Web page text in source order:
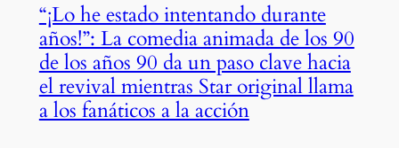
“¡Lo he estado intentando durante
años!”: La comedia animada de los 90
de los años 90 da un paso clave hacia
el revival mientras Star original llama
a los fanáticos a la acción